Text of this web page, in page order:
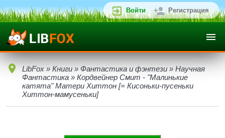
Войти Регистрация
LibFox » Книги » Фантастика и фэнтези » Научная
Фантастика » Кордвейнер Смит - "Малинькие
катята" Матери Хиттон [= Кисоньки-пусеньки
Хиттон-мамусеньки]